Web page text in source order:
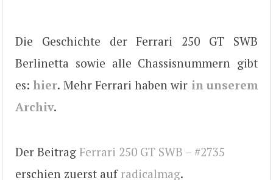
Die Geschichte der Ferrari 250 GT SWB
Berlinetta sowie alle Chassisnummern gibt
es:hier. Mehr Ferrari haben wir in unserem
Archiv.
Der Beitrag Ferrari 250 GT SWB – #2735
erschien zuerst auf radicalmag.